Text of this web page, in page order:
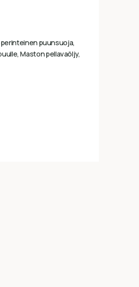
puunsuoja,
Maston pellavaöljy,